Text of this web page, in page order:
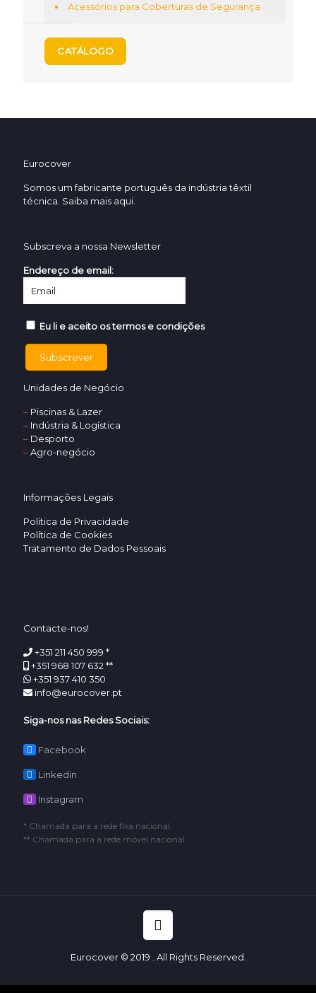
Acessórios para Coberturas de Segurança
CATÁLOGO
Eurocover
Somos um fabricante português da indústria têxtil
técnica. Saiba mais aqui.
Subscreva a nossa Newsletter
Endereço de email:
Eu li e aceito os termos e condições
Unidades de Negócio
– Piscinas & Lazer
– Indústria & Logística
– Desporto
–Agro-negócio
Informações Legais
Política de Privacidade
Política de Cookies
Tratamento de Dados Pessoais
Contacte-nos!
+351 211 450 999 *
+351 968 107 632 **
+351 937 410 350
info@eurocover.pt
Siga-nos nas Redes Sociais:
Facebook
Linkedin
Instagram
* Chamada para a rede fixa nacional.
** Chamada para a rede móvel nacional.
Eurocover © 2019 . All Rights Reserved.